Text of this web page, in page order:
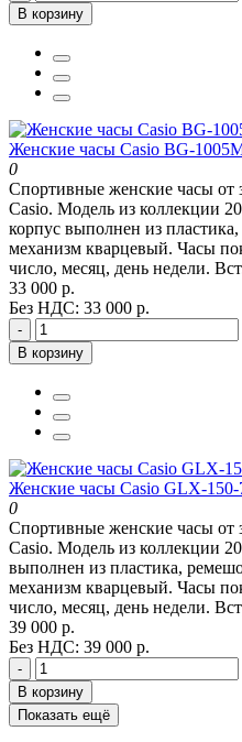
В корзину
Женские часы Casio BG-
0
Спортивные женские часы от
Casio. Модель из коллекции
корпус выполнен из
механизм кварцевый. Часы
число, месяц, день недели.
33 000 р.
Без НДС: 33 000 р.
-
В корзину
Женские часы Casio GLX-150-
0
Спортивные женские часы от
Casio. Модель из коллекции
выполнен из пластика,
механизм кварцевый. Часы
число, месяц, день недели.
39 000 р.
Без НДС: 39 000 р.
-
В корзину
Показать ещё